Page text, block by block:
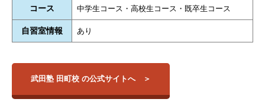
コース 中学生コース・高校生コース・既卒生コース
自習室情報 あり
武田塾 田町校 の公式サイトへ